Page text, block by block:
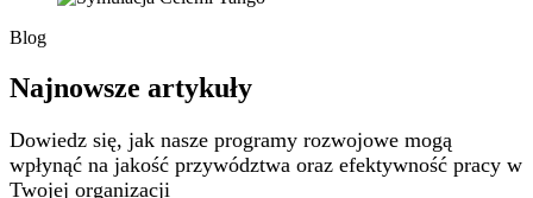
Blog
Najnowsze artykuły
Dowiedz się, jak nasze programy rozwojowe mogą
wpłynąć na jakość przywództwa oraz efektywność pracy w
Twojej organizacji